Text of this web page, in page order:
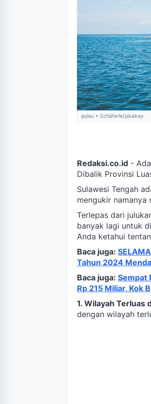
pulau • Schäferle/pixabay
Redaksi.co.id -
Dibalik Provinsi
Sulawesi Tengah
mengukir namanya
Terlepas dari
banyak lagi untuk
Anda ketahui
Baca juga:
Tahun 2024
Baca juga: Sempat
Rp 215 Miliar, Kok
1. Wilayah Terluas
dengan wilayah